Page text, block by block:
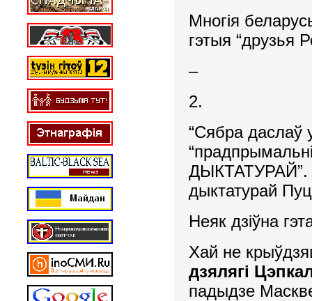
Многія
гэтыя “друзья
–
2.
“Сябра даслаў
ДЫКТАТУРАЙ”.
дыктатурай
Неяк дзіўна
Хай не
дзялягі
падыдзе